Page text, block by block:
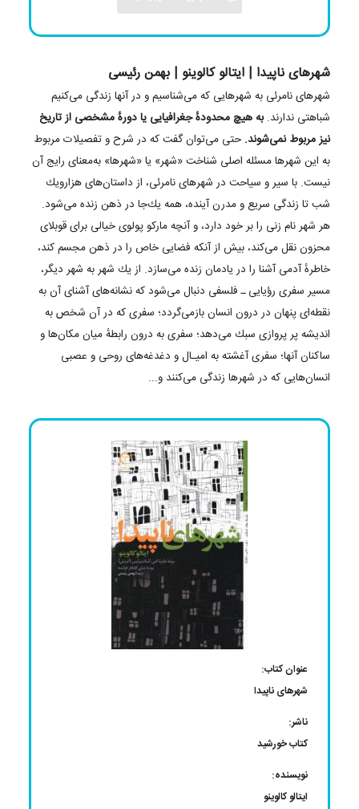
شهرهای ناپیدا | ایتالو کالوینو | بهمن رئیسی
شهرهای نامرئی به شهرهایی كه می‌شناسیم و در آنها زندگی می‌كنیم
شباهتی ندارند.به هیچ محدودهٔ جغرافیایی یا دورهٔ مشخصی از تاریخ
نیز مربوط نمی‌شوند. حتی می‌توان گفت كه در شرح و تفصیلات مربوط
به این شهرها مسئله اصلی شناخت «شهر» یا «شهرها» به‌معنای رایج آن
نیست. با سیر و سیاحت در شهرهای نامرئی، از داستان‌های هزارویك
شب تا زندگی سریع و مدرن آینده، همه یك‌جا در ذهن زنده می‌شود.
هر شهر نام زنی را بر خود دارد، و آنچه ماركو پولوی خیالی برای قوبلای
محزون نقل می‌كند، بیش از آنكه فضایی خاص را در ذهن مجسم كند،
خاطرهٔ آدمی آشنا را در یادمان زنده می‌سازد. از یك شهر به شهر دیگر،
مسیر سفری رؤیایی ـ فلسفی دنبال می‌شود كه نشانه‌های آشنای آن به
نقطه‌ای پنهان در درون انسان بازمی‌گردد؛ سفری كه در آن شخص به
اندیشه پر پروازی سبك می‌دهد؛ سفری به درون رابطهٔ میان مكان‌ها و
ساكنان آنها؛ سفری آغشته به امیـال و دغدغه‌های روحی و عصبی
انسان‌هایی كه در شهرها زندگی می‌كنند و...
عنوان کتاب:
شهرهای ناپیدا
ناشر:
کتاب خورشید
نویسنده:
ایتالو کالوینو